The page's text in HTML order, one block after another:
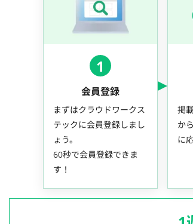
1
会員登録
まずはクラウドワークス
テックに会員登録しまし
ょう。
60秒で会員登録できま
す！
掲
か
に